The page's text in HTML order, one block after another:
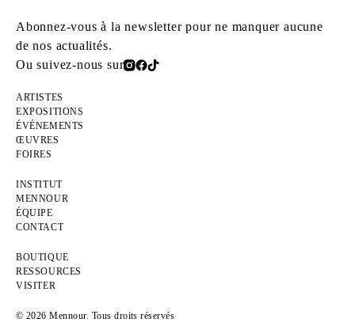
Abonnez-vous à la newsletter pour ne manquer aucune
de nos actualités.
Ou suivez-nous sur
ARTISTES
EXPOSITIONS
ÉVÉNEMENTS
ŒUVRES
FOIRES
INSTITUT
MENNOUR
ÉQUIPE
CONTACT
BOUTIQUE
RESSOURCES
VISITER
© 2026 Mennour. Tous droits réservés